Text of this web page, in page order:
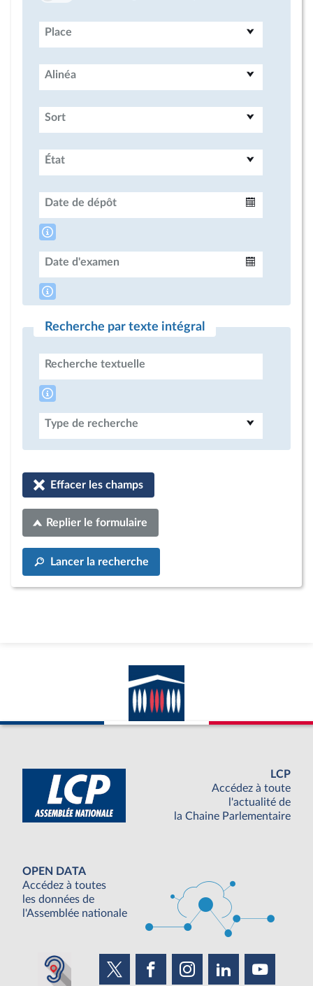
Place
Alinéa
Sort
État
Date de dépôt
Date d'examen
Recherche par texte intégral
Recherche textuelle
Type de recherche
Effacer les champs
Replier le formulaire
Lancer la recherche
LCP
Accédez à toute
l'actualité de
la Chaine Parlementaire
OPEN DATA
Accédez à toutes
les données de
l'Assemblée nationale